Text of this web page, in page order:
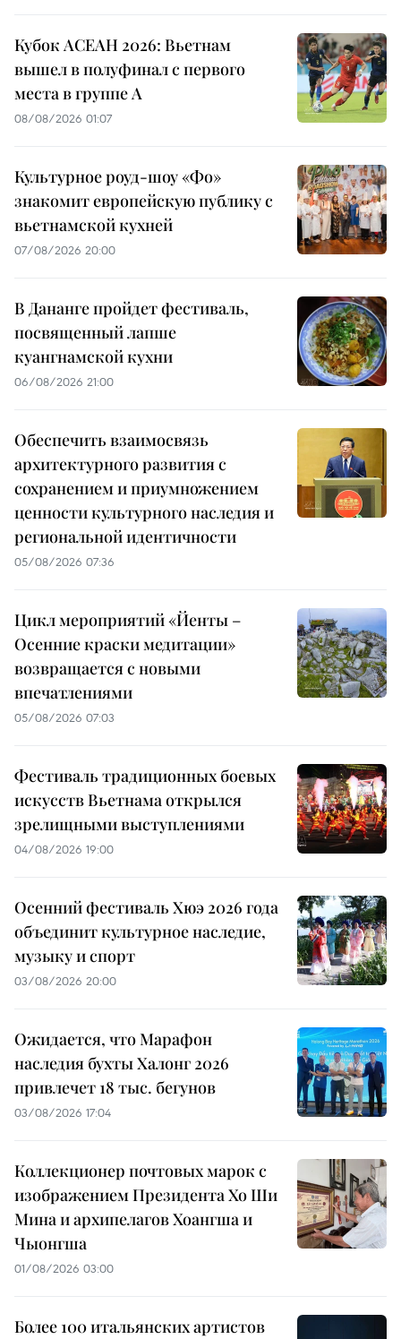
Кубок АСЕАН 2026: Вьетнам
вышел в полуфинал с первого
места в группе A
08/08/2026 01:07
Культурное роуд-шоу «Фо»
знакомит европейскую публику с
вьетнамской кухней
07/08/2026 20:00
В Дананге пройдет фестиваль,
посвященный лапше
куангнамской кухни
06/08/2026 21:00
Обеспечить взаимосвязь
архитектурного развития с
сохранением и приумножением
ценности культурного наследия и
региональной идентичности
05/08/2026 07:36
Цикл мероприятий «Йенты –
Осенние краски медитации»
возвращается с новыми
впечатлениями
05/08/2026 07:03
Фестиваль традиционных боевых
искусств Вьетнама открылся
зрелищными выступлениями
04/08/2026 19:00
Осенний фестиваль Хюэ 2026 года
объединит культурное наследие,
музыку и спорт
03/08/2026 20:00
Ожидается, что Марафон
наследия бухты Халонг 2026
привлечет 18 тыс. бегунов
03/08/2026 17:04
Коллекционер почтовых марок с
изображением Президента Хо Ши
Мина и архипелагов Хоангша и
Чыонгша
01/08/2026 03:00
Более 100 итальянских артистов